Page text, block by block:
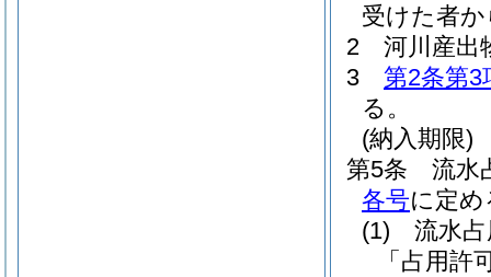
受けた者
2
河川産出
3
第2条第3
る。
(納入期限)
第5条
流水
各号に定
(1)
流水
「占用許